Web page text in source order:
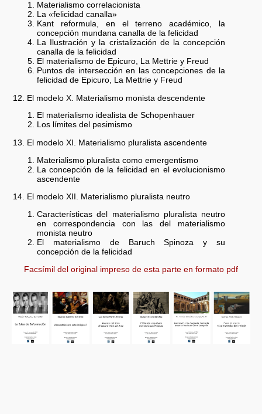
Materialismo correlacionista
La «felicidad canalla»
Kant reformula, en el terreno académico, la
concepción mundana canalla de la felicidad
La Ilustración y la cristalización de la concepción
canalla de la felicidad
El materialismo de Epicuro, La Mettrie y Freud
Puntos de intersección en las concepciones de la
felicidad de Epicuro, La Mettrie y Freud
12. El modelo X. Materialismo monista descendente
El materialismo idealista de Schopenhauer
Los límites del pesimismo
13. El modelo XI. Materialismo pluralista ascendente
Materialismo pluralista como emergentismo
La concepción de la felicidad en el evolucionismo
ascendente
14. El modelo XII. Materialismo pluralista neutro
Características del materialismo pluralista neutro
en correspondencia con las del materialismo
monista neutro
El materialismo de Baruch Spinoza y su
concepción de la felicidad
Facsímil del original impreso de esta parte en formato pdf